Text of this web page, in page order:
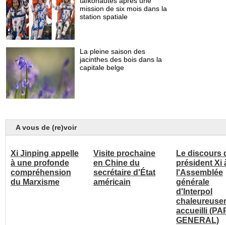
A vous de (re)voir
Xi Jinping appelle
à une profonde
compréhension
du Marxisme
Visite prochaine
en Chine du
secrétaire d'État
américain
Le discours
président Xi
l'Assemblée
générale
d'Interpol
accueilli
GENERAL)